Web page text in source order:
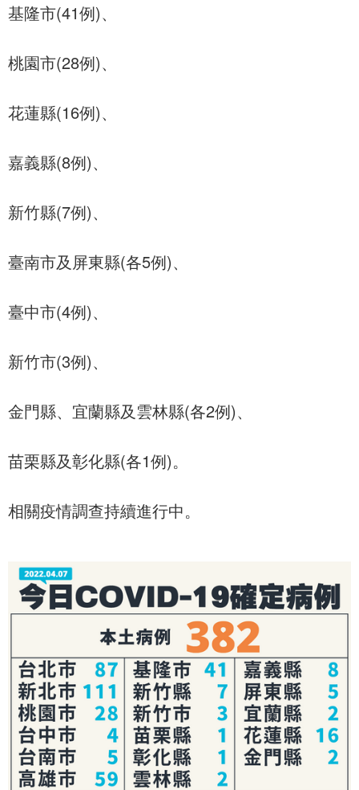
基隆市(41例)、
桃園市(28例)、
花蓮縣(16例)、
嘉義縣(8例)、
新竹縣(7例)、
臺南市及屏東縣(各5例)、
臺中市(4例)、
新竹市(3例)、
金門縣、宜蘭縣及雲林縣(各2例)、
苗栗縣及彰化縣(各1例)。
相關疫情調查持續進行中。